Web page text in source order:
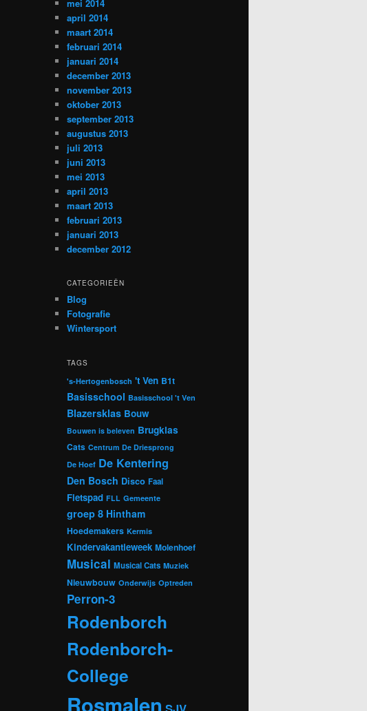
mei 2014
april 2014
maart 2014
februari 2014
januari 2014
december 2013
november 2013
oktober 2013
september 2013
augustus 2013
juli 2013
juni 2013
mei 2013
april 2013
maart 2013
februari 2013
januari 2013
december 2012
CATEGORIEËN
Blog
Fotografie
Wintersport
TAGS
's-Hertogenbosch 't Ven B1t
Basisschool Basisschool 't Ven
Blazersklas Bouw
Bouwen is beleven Brugklas
Cats Centrum De Driesprong
De Hoef De Kentering
Den Bosch Disco Faal
Fietspad FLL Gemeente
groep 8 Hintham
Hoedemakers Kermis
Kindervakantieweek Molenhoef
Musical Musical Cats Muziek
Nieuwbouw Onderwijs Optreden
Perron-3
Rodenborch
Rodenborch-
College
Rosmalen